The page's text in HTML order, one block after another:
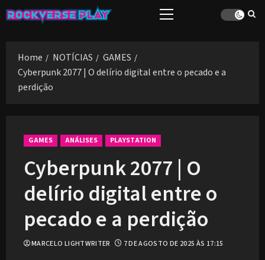
Skip
to
Primary
Home
NOTÍCIAS
GAMES
Cyberpunk 2077 | O delírio digital entre o pecado e a
perdição
GAMES ANÁLISES PLAYSTATION
Cyberpunk 2077 | O
delírio digital entre o
pecado e a perdição
MARCELO LIGHTWRITER 7 DE AGOSTO DE 2025 ÀS 17:15